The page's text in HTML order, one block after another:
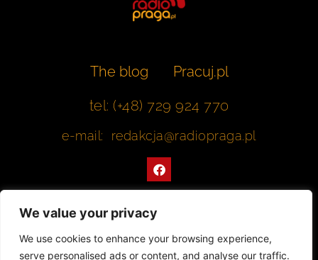
We value your privacy
We use cookies to enhance your browsing experience,
serve personalised ads or content, and analyse our traffic.
The blog
Pracuj.pl
tel: (+48) 729 924 770
e-mail: redakcja@radiopraga.pl
F
a
c
o
k
Współpracujemy z Muzeum Warszawskiej Pragi